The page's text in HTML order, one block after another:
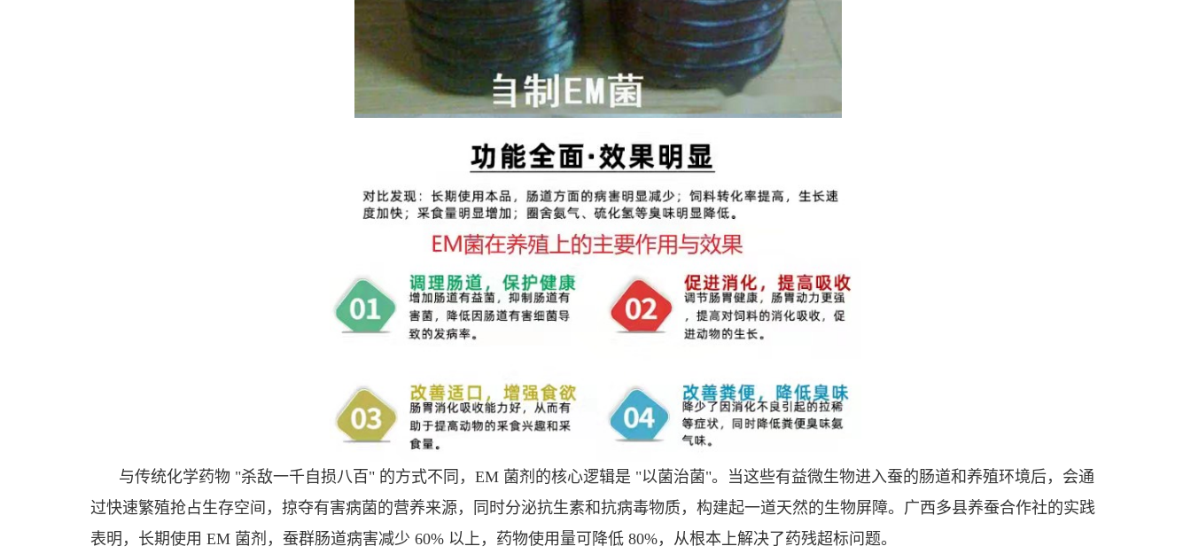
与传统化学药物 "杀敌一千自损八百" 的方式不同，EM 菌剂的核心逻辑是 "以菌治菌"。当这些有益微生物进入蚕的肠道和养殖环境后，会通
过快速繁殖抢占生存空间，掠夺有害病菌的营养来源，同时分泌抗生素和抗病毒物质，构建起一道天然的生物屏障。广西多县养蚕合作社的实践
表明，长期使用 EM 菌剂，蚕群肠道病害减少 60% 以上，药物使用量可降低 80%，从根本上解决了药残超标问题。